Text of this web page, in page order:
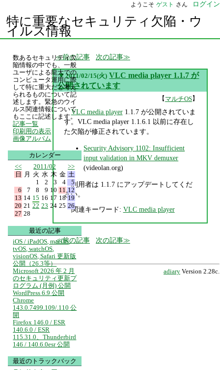
ようこそ ゲスト さん ログイン
特に重要なセキュリティ欠陥・ウ
イルス情報
前の記事 次の記事
▼ 2011/02/15(火) VLC media player 1.1.7 が
公開されています
【マルチOS】
VLC media player1.1.7 が公開されていま
す。VLC media player 1.1.6.1 以前に存在し
た欠陥が修正されています。
Security Advisory 1102: Insufficient
input validation in MKV demuxer
(videolan.org)
利用者は 1.1.7 にアップデートしてくだ
さい。
関連キーワード: VLC media player
前の記事 次の記事
adiary Version 2.28c.
数あるセキュリティ欠
陥情報の中でも、一般
ユーザによる龍大での
コンピュータ運用に際
して特に重大だと考え
られるものについて記
述します。緊急のウイ
ルス関連情報について
もここに記述します。
記事一覧
印刷用の表示
画像アルバム
カレンダー
<<
2011/02
>>
日
月 火 水 木 金 土
1
2 3 4
5
6
7 8 9 10 11 12
13 14 15 16 17 18 19
20 21 22 23 24 25 26
27 28
最近の記事
iOS / iPadOS, macOS,
tvOS, watchOS,
visionOS, Safari 更新版
公開（26.3等）
Microsoft 2026 年 2 月
のセキュリティ更新プ
ログラム (月例) 公開
WordPress 6.9 公開
Chrome
143.0.7499.109/.110 公
開
Firefox 146.0 / ESR
140.6.0 / ESR
115.31.0、Thunderbird
146 / 140.6.0esr 公開
最近のトラックバック